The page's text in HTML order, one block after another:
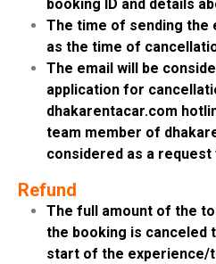
booking ID and details
The time of sending the
as the time of
The email will be
application for
dhakarentacar.com
team member of
considered as a
Refund
The full amount of the
the booking is canceled
start of the experience/